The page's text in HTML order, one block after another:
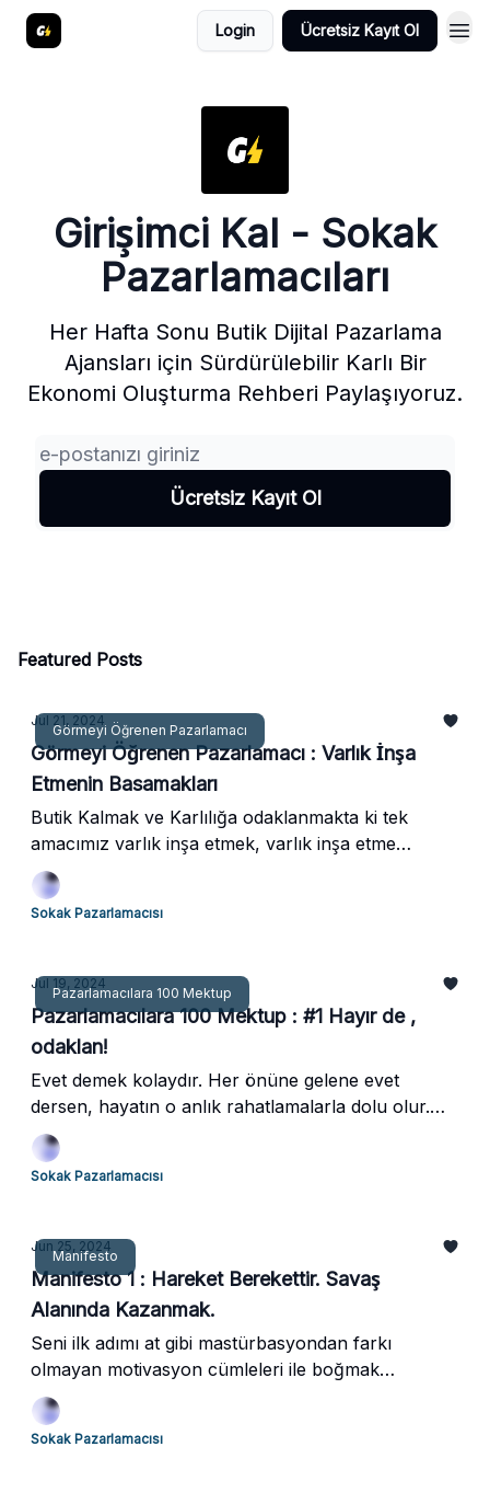
Login Ücretsiz Kayıt Ol
Girişimci Kal - Sokak
Pazarlamacıları
Her Hafta Sonu Butik Dijital Pazarlama
Ajansları için Sürdürülebilir Karlı Bir
Ekonomi Oluşturma Rehberi Paylaşıyoruz.
Featured Posts
Görmeyi Öğrenen Pazarlamacı
Jul 21, 2024
Görmeyi Öğrenen Pazarlamacı : Varlık İnşa
Etmenin Basamakları
Butik Kalmak ve Karlılığa odaklanmakta ki tek
amacımız varlık inşa etmek, varlık inşa etme
üzerine kafa patlatmak sürecimizin bir parçası. Bir
sokak pazarlamacısı olmanın verdiği bir
sorumluluk.
Sokak Pazarlamacısı
Pazarlamacılara 100 Mektup
Jul 19, 2024
Pazarlamacılara 100 Mektup : #1 Hayır de ,
odaklan!
Evet demek kolaydır. Her önüne gelene evet
dersen, hayatın o anlık rahatlamalarla dolu olur.
Ama başarı öyle gelmez. Başarı, her şeyi kabul
etmekle değil, gerektiğinde hayır diyebilmekle gelir.
Bu ilk mektubumuzda, sana hayır demenin ve
anlatacağım.
Sokak Pazarlamacısı
Manifesto
Jun 25, 2024
Manifesto 1 : Hareket Berekettir. Savaş
Alanında Kazanmak.
Seni ilk adımı at gibi mastürbasyondan farkı
olmayan motivasyon cümleleri ile boğmak
istemiyorum. Zaten bu zamana kadar bir çok şey
başardın, internetten ilk paranı kazandın, ekip
kurmayı denedin, müşteri bağladın, müşteri
Sokak Pazarlamacısı